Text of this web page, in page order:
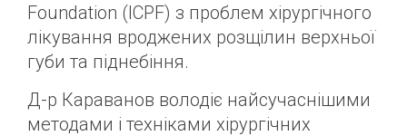
Foundation (ICPF) з проблем хірургічного
лікування вроджених розщілин верхньої
губи та піднебіння.
Д-р Караванов володіє найсучаснішими
методами і техніками хірургічних